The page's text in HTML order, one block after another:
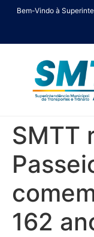
Bem-Vindo à
SMTT
162